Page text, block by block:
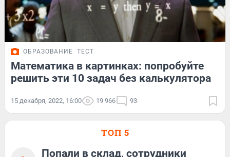
ОБРАЗОВАНИЕ ТЕСТ
Математика в картинках: попробуйте
решить эти 10 задач без калькулятора
15 декабря, 2022, 16:00 19 966 93
ТОП 5
Попали в склад, сотрудники